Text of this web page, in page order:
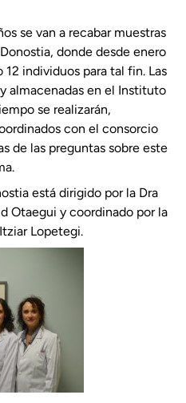
se van a recabar muestras
donde desde enero
individuos para tal fin. Las
almacenadas en el Instituto
se realizarán,
con el consorcio
de las preguntas sobre este
está dirigido por la Dra
Otaegui y coordinado por la
Lopetegi.